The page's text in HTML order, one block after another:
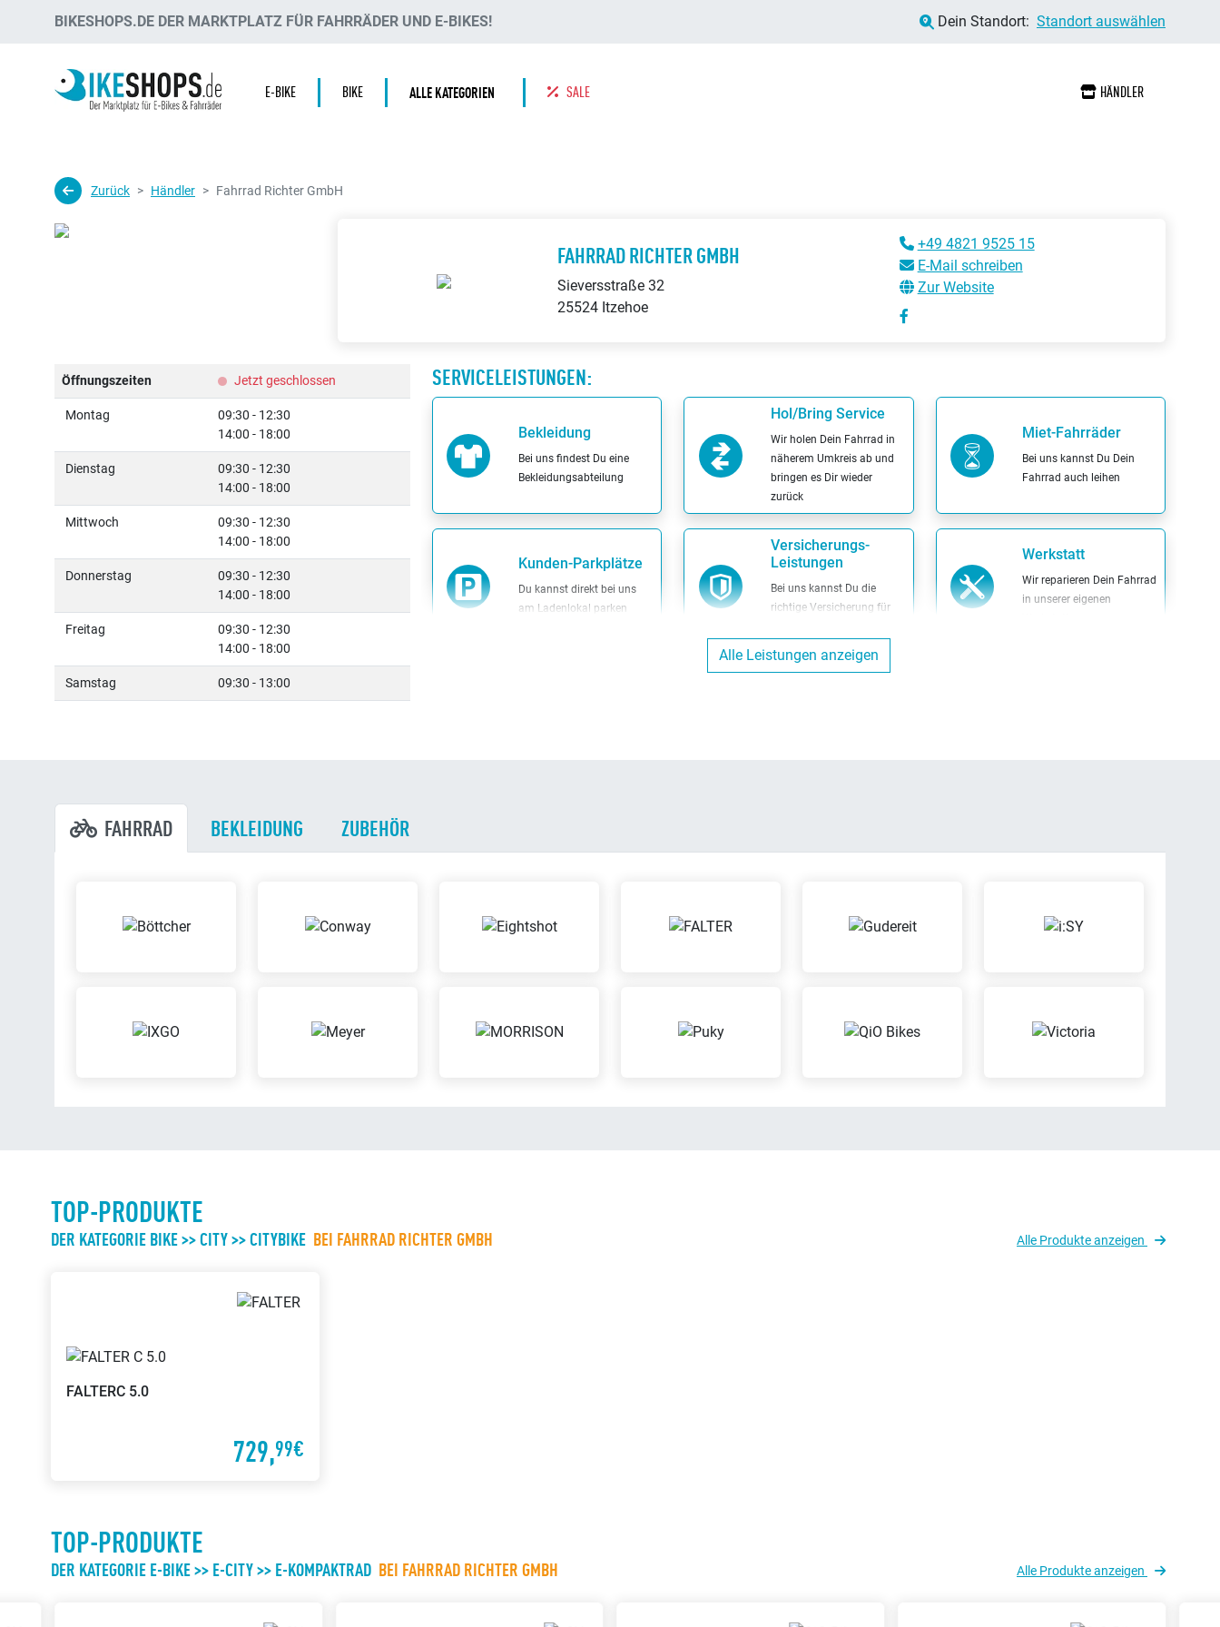
BIKESHOPS.DE DER MARKTPLATZ FÜR FAHRRÄDER UND E-BIKES! Dein Standort: Standort auswählen
E-BIKE BIKE ALLE KATEGORIEN SALE HÄNDLER
Zurück Händler Fahrrad Richter GmbH
FAHRRAD RICHTER GMBH
Sieversstraße 32
25524 Itzehoe
+49 4821 9525 15
E-Mail schreiben
Zur Website
Öffnungszeiten Jetzt geschlossen
Montag
09:30 - 12:30
14:00 - 18:00
Dienstag
09:30 - 12:30
14:00 - 18:00
Mittwoch
09:30 - 12:30
14:00 - 18:00
Donnerstag
09:30 - 12:30
14:00 - 18:00
Freitag
09:30 - 12:30
14:00 - 18:00
Samstag 09:30 - 13:00
SERVICELEISTUNGEN:
Bekleidung
Bei uns findest Du eine
Bekleidungsabteilung
Hol/Bring Service
Wir holen Dein Fahrrad in
näherem Umkreis ab und
bringen es Dir wieder
zurück
Miet-Fahrräder
Bei uns kannst Du Dein
Fahrrad auch leihen
Kunden-Parkplätze
Du kannst direkt bei uns
am Ladenlokal parken
Versicherungs-
Leistungen
Bei uns kannst Du die
richtige Versicherung für
Werkstatt
Wir reparieren Dein Fahrrad
in unserer eigenen
ENRA-Versicherung
Möglichkeit zu spielen,
Wir bieten Leasingverträge
Probier Dein Wunschrad
bequem austauschen
auch dann, wenn es nicht
bei uns gekauft wurde
Dein Fahrrad günstig
gegen Diebstahl oder
Alle Leistungen anzeigen
FAHRRAD BEKLEIDUNG ZUBEHÖR
TOP-PRODUKTE
DER KATEGORIE BIKE >> CITY >> CITYBIKE BEI FAHRRAD RICHTER GMBH Alle Produkte anzeigen
FALTERC 5.0
729,99€
TOP-PRODUKTE
DER KATEGORIE E-BIKE >> E-CITY >> E-KOMPAKTRAD BEI FAHRRAD RICHTER GMBH Alle Produkte anzeigen